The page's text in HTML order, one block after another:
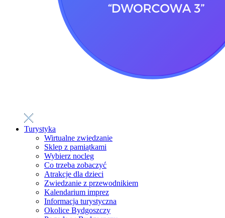
Turystyka
Wirtualne zwiedzanie
Sklep z pamiątkami
Wybierz nocleg
Co trzeba zobaczyć
Atrakcje dla dzieci
Zwiedzanie z przewodnikiem
Kalendarium imprez
Informacja turystyczna
Okolice Bydgoszczy